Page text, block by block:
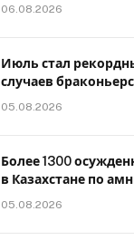
06.08.2026
Июль стал
случаев
05.08.2026
Более 1300
в Казахстане по
05.08.2026